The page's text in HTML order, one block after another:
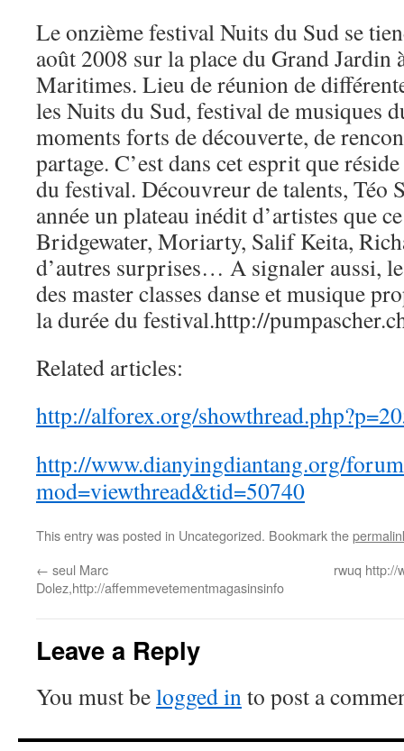
Le onzième festival Nuits du Sud se
août 2008 sur la place du Grand Jardin
Maritimes. Lieu de réunion de
les Nuits du Sud, festival de musiques
moments forts de découverte, de
partage. C’est dans cet esprit que
du festival. Découvreur de talents, Téo
année un plateau inédit d’artistes que
Bridgewater, Moriarty, Salif Keita,
d’autres surprises… A signaler aussi,
des master classes danse et musique
la durée du festival.http://
Related articles:
http://alforex.org/
http://www.dianyingdiantang.org/
mod=viewthread&tid=50740
This entry was posted in Uncategorized. Bookmark the
← seul Marc
Dolez,http://affemmevetementmagasinsinfo
rwuq http://
Leave a Reply
You must belogged into post a